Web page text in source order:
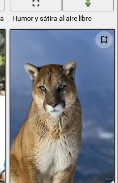
libre
Humor y sátira al aire libre